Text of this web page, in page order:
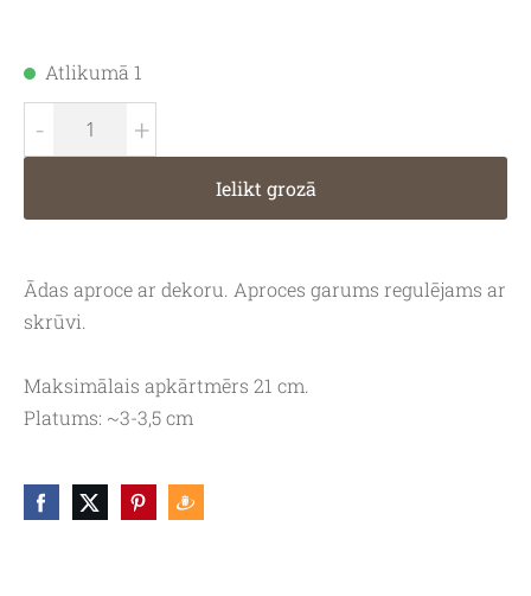
Atlikumā 1
- +
Ielikt grozā
Ādas aproce ar dekoru. Aproces garums regulējams ar
skrūvi.
Maksimālais apkārtmērs 21 cm.
Platums: ~3-3,5 cm